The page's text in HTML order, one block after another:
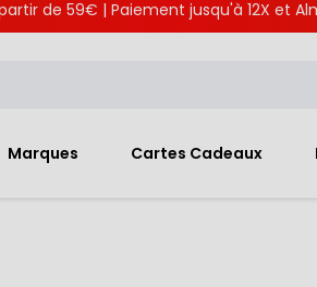
de 59€ | Paiement jusqu'à 12X et
Marques Cartes Cadeaux